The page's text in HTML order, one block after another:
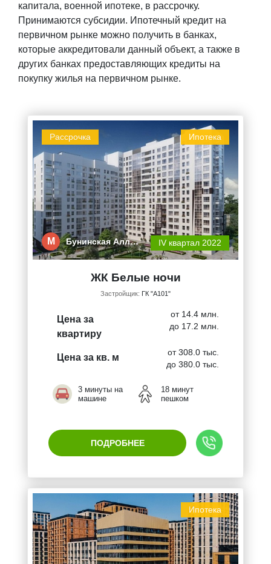
капитала, военной ипотеке, в рассрочку.
Принимаются субсидии. Ипотечный кредит на
первичном рынке можно получить в банках,
которые аккредитовали данный объект, а также в
других банках предоставляющих кредиты на
покупку жилья на первичном рынке.
Ипотека
Рассрочка
М Бунинская Алл… IV квартал 2022
ЖК Белые ночи
Застройщик: ГК "А101"
Цена за
квартиру
от 14.4 млн.
до 17.2 млн.
Цена за кв. м
от 308.0 тыс.
до 380.0 тыс.
3 минуты на
машине
18 минут
пешком
ПОДРОБНЕЕ
Ипотека